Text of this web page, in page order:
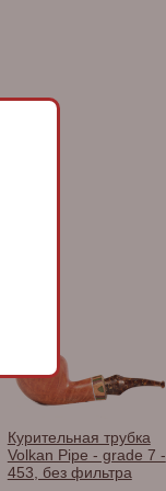
Курительная трубка
Volkan Pipe - grade 7 -
453, без фильтра